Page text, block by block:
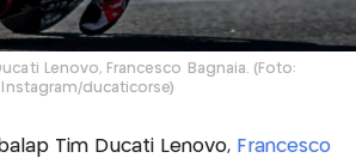
Lenovo, Francesco Bagnaia. (Foto:
Instagram/ducaticorse)
Tim Ducati Lenovo, Francesco